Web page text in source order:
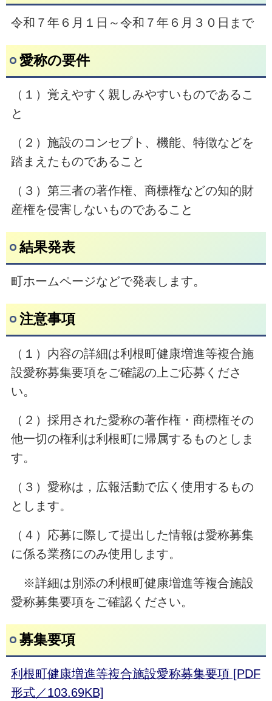
令和７年６月１日～令和７年６月３０日まで
愛称の要件
（１）覚えやすく親しみやすいものであるこ
と
（２）施設のコンセプト、機能、特徴などを
踏まえたものであること
（３）第三者の著作権、商標権などの知的財
産権を侵害しないものであること
結果発表
町ホームページなどで発表します。
注意事項
（１）内容の詳細は利根町健康増進等複合施
設愛称募集要項をご確認の上ご応募くださ
い。
（２）採用された愛称の著作権・商標権その
他一切の権利は利根町に帰属するものとしま
す。
（３）愛称は，広報活動で広く使用するもの
とします。
（４）応募に際して提出した情報は愛称募集
に係る業務にのみ使用します。
※詳細は別添の利根町健康増進等複合施設
愛称募集要項をご確認ください。
募集要項
利根町健康増進等複合施設愛称募集要項 [PDF
形式／103.69KB]